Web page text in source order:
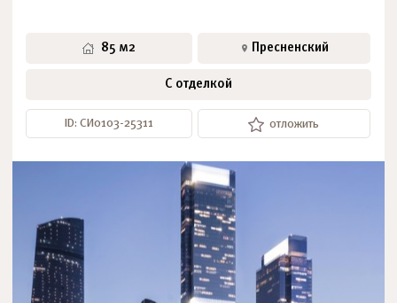
85 м2 Пресненский
С отделкой
ID: СИ0103-25311 отложить